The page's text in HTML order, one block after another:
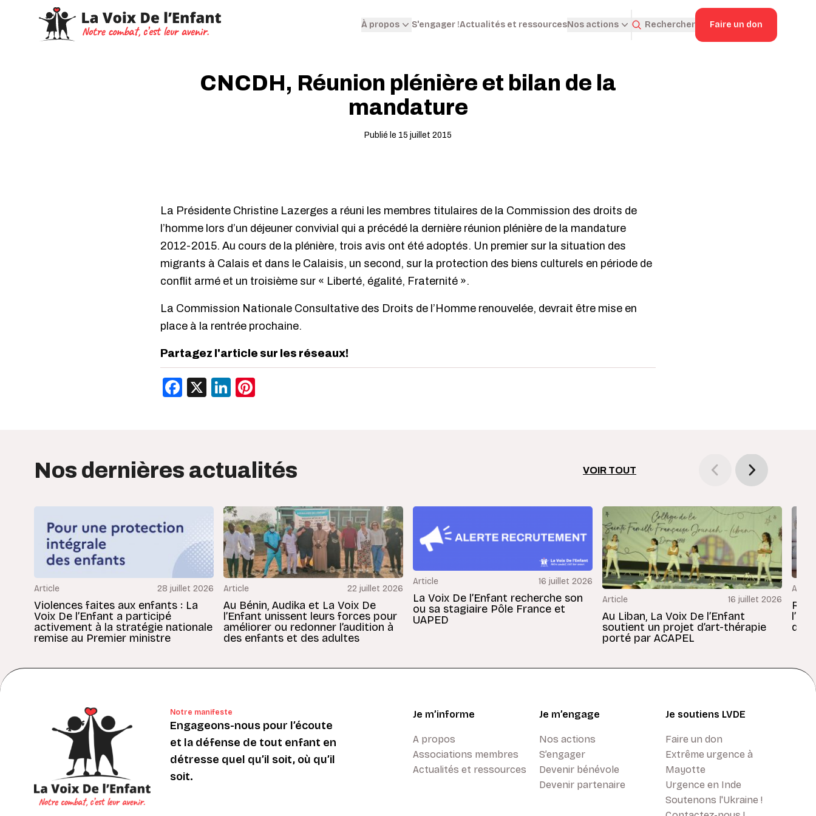
À propos S'engager !Actualités et ressourcesNos actions Rechercher Faire un don
CNCDH, Réunion plénière et bilan de la
mandature
Publié le 15 juillet 2015
La Présidente Christine Lazerges a réuni les membres titulaires de la Commission des droits de
l’homme lors d’un déjeuner convivial qui a précédé la dernière réunion plénière de la mandature
2012-2015. Au cours de la plénière, trois avis ont été adoptés. Un premier sur la situation des
migrants à Calais et dans le Calaisis, un second, sur la protection des biens culturels en période de
conflit armé et un troisième sur « Liberté, égalité, Fraternité ».
La Commission Nationale Consultative des Droits de l’Homme renouvelée, devrait être mise en
place à la rentrée prochaine.
Partagez l'article sur les réseaux!
Facebook
X LinkedIn
Nos dernières actualités VOIR TOUT
Article 28 juillet 2026
Violences faites aux enfants : La
Voix De l’Enfant a participé
activement à la stratégie nationale
remise au Premier ministre
Article 22 juillet 2026
Au Bénin, Audika et La Voix De
l’Enfant unissent leurs forces pour
améliorer ou redonner l’audition à
des enfants et des adultes
Article 16 juillet 2026
La Voix De l’Enfant recherche son
ou sa stagiaire Pôle France et
UAPED
Article 16 juillet 2026
Au Liban, La Voix De l’Enfant
soutient un projet d’art-thérapie
porté par ACAPEL
Notre manifeste
Engageons-nous pour l’écoute
et la défense de tout enfant en
détresse quel qu’il soit, où qu’il
soit.
Je m’informe
A propos
Associations membres
Actualités et ressources
Je m’engage
Nos actions
S’engager
Devenir bénévole
Devenir partenaire
Je soutiens LVDE
Faire un don
Extrême urgence à
Mayotte
Urgence en Inde
Soutenons l'Ukraine !